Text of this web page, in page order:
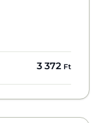
3 372 Ft